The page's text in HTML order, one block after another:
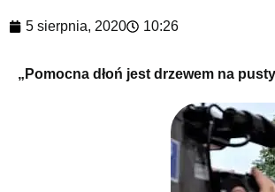
5 sierpnia, 2020 10:26
„Pomocna dłoń jest drzewem na